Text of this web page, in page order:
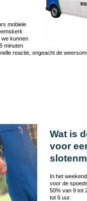
mobiele
we kunnen
minuten
reactie, ongeacht de
Wat is
voor
In het
voor de
50% van 9 tot
tot 6 uur.